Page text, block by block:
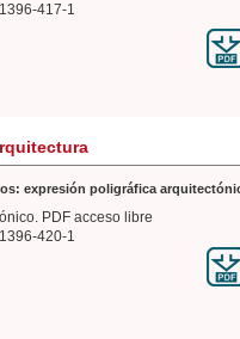
417-1
expresión poligráfica
PDF acceso libre
420-1